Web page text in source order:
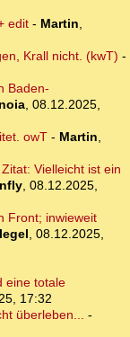
edit- Martin,
Krall nicht. (kwT) -
Baden-
, 08.12.2025,
owT- Martin,
Vielleicht ist ein
, 08.12.2025,
Front; inwieweit
, 08.12.2025,
eine totale
17:32
überleben... -